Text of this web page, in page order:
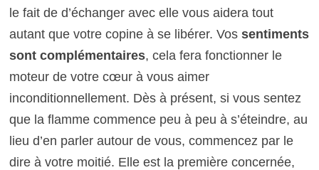
le fait de d’échanger avec elle vous aidera tout
autant que votre copine à se libérer. Vos sentiments
sont complémentaires, cela fera fonctionner le
moteur de votre cœur à vous aimer
inconditionnellement. Dès à présent, si vous sentez
que la flamme commence peu à peu à s’éteindre, au
lieu d’en parler autour de vous, commencez par le
dire à votre moitié. Elle est la première concernée,